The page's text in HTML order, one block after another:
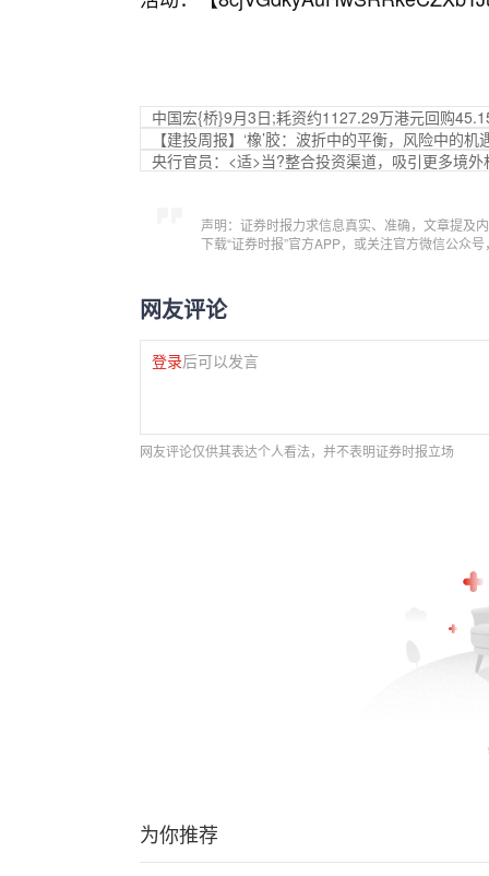
中国宏{桥}9月3日;耗资约1127.29万港元回购
【建投周报】‘橡’胶：波折中的平衡，风险中的机
央行官员：<适>当?整合投资渠道，吸引更多境
声明：证券时报力求信息真实、准确，文章提及
下载“证券时报”官方APP，或关注官方微信公众
网友评论
登录后可以发言
网友评论仅供其表达个人看法，并不表明证券时报立场
为你推荐